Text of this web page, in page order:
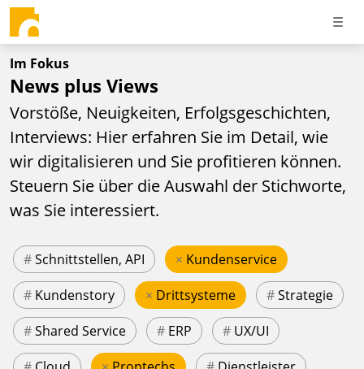
Im Fokus
News plus Views
Vorstöße, Neuigkeiten, Erfolgsgeschichten,
Interviews: Hier erfahren Sie im Detail, wie
wir digitalisieren und Sie profitieren können.
Steuern Sie über die Auswahl der Stichworte,
was Sie interessiert.
#Schnittstellen, API × Kundenservice
# Kundenstory × Drittsysteme #Strategie
#Shared Service # ERP # UX/UI